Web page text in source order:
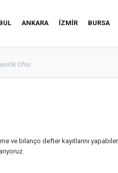
ANKARA İZMİR BURSA
Ofisi
ve bilanço defter kayıtlarını